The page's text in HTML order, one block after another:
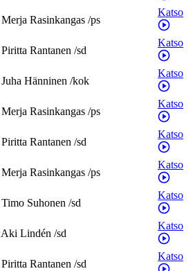
Merja Rasinkangas /ps
Katso
Piritta Rantanen /sd
Katso
Juha Hänninen /kok
Katso
Merja Rasinkangas /ps
Katso
Piritta Rantanen /sd
Katso
Merja Rasinkangas /ps
Katso
Timo Suhonen /sd
Katso
Aki Lindén /sd
Katso
Piritta Rantanen /sd
Katso